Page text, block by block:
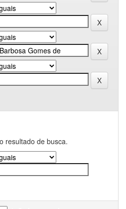
resultado de busca.